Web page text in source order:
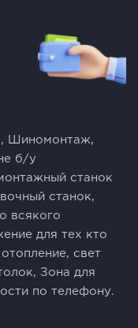
Шиномонтаж,
б/у
станок
станок,
всякого
для тех кто
свет
Зона для
по телефону.